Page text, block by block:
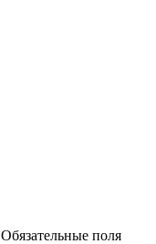
Обязательные поля